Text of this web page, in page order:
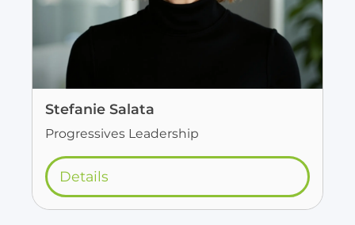
Stefanie Salata
Progressives Leadership
Details